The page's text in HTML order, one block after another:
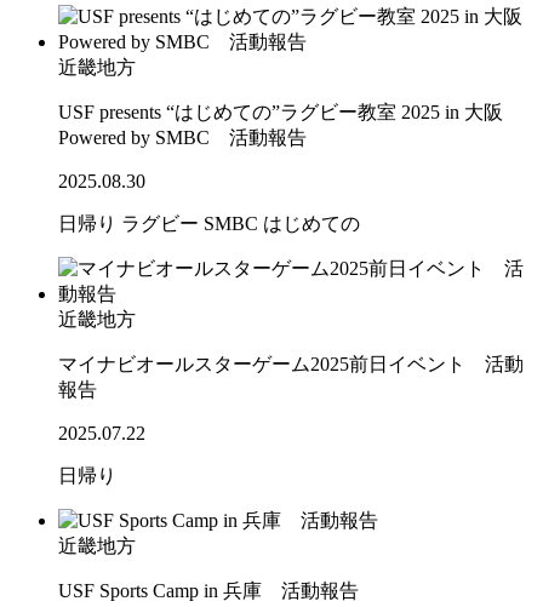
近畿地方
USF presents “はじめての”ラグビー教室 2025 in 大阪
Powered by SMBC 活動報告
2025.08.30
日帰り ラグビー SMBC はじめての
近畿地方
マイナビオールスターゲーム2025前日イベント 活動
報告
2025.07.22
日帰り
近畿地方
USF Sports Camp in 兵庫 活動報告